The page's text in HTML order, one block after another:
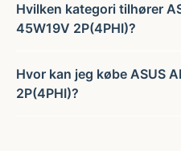
Hvilken kategori tilhører
45W19V 2P(4PHI)?
Hvor kan jeg købe ASUS
2P(4PHI)?